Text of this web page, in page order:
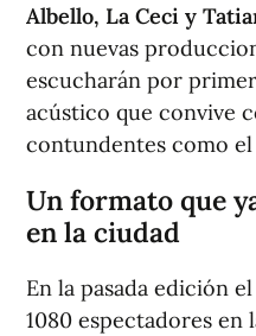
Albello, La Ceci y
con nuevas
escucharán por
acústico que convive
contundentes como
Un formato que
en la ciudad
En la pasada edición
1080 espectadores en